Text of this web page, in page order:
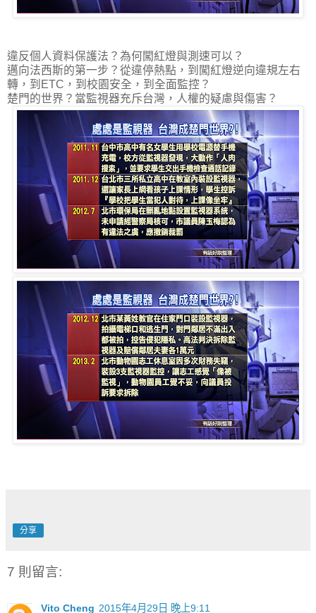
違反個人資料保護法？為何闖紅燈與測速可以？
邁向法西斯的第一步？從違停熱點，到闖紅燈逆向違規左右
轉，到ETC，到校園安全，到全面監控？
楚門的世界？當監視器充斥台灣，人權的疑慮與傷害？
分享
7 則留言:
Vito Cheng 2015年4月29日 晚上9:11